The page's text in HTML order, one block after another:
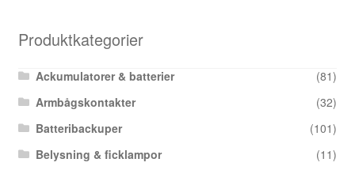
Produktkategorier
Ackumulatorer & batterier
(81)
Armbågskontakter
(32)
Batteribackuper
(101)
Belysning & ficklampor
(11)